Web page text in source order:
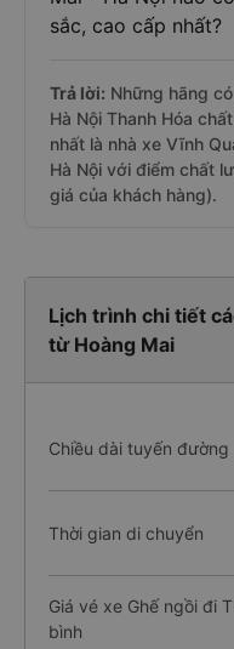
sắc, cao cấp nhất?
Trả lời: Những hãng
Hà Nội Thanh Hóa
nhất là nhà xe Vĩnh
Hà Nội với điểm chất
giá của khách hàng).
Lịch trình chi tiết
từ Hoàng Mai
Chiều dài tuyến đường
Thời gian di chuyển
Giá vé xe Ghế ngồi đi
bình